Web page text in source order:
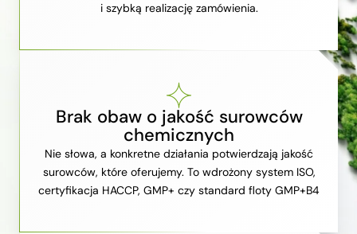
i szybką realizację zamówienia.
Brak obaw o jakość surowców
chemicznych
Nie słowa, a konkretne działania potwierdzają jakość
surowców, które oferujemy. To wdrożony system ISO,
certyfikacja HACCP, GMP+ czy standard floty GMP+B4